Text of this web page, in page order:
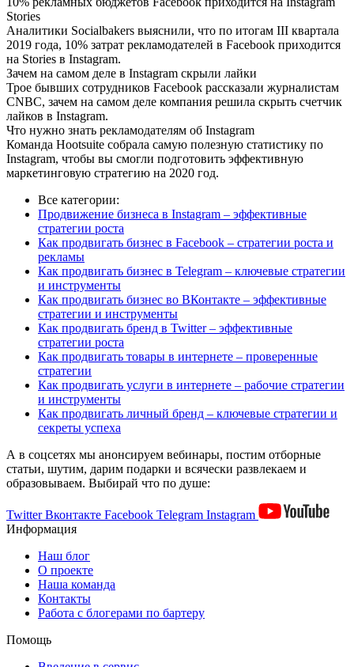
Stories
Аналитики Socialbakers выяснили, что по итогам III квартала
2019 года, 10% затрат рекламодателей в Facebook приходится
на Stories в Instagram.
Зачем на самом деле в Instagram скрыли лайки
Трое бывших сотрудников Facebook рассказали журналистам
CNBC, зачем на самом деле компания решила скрыть счетчик
лайков в Instagram.
Что нужно знать рекламодателям об Instagram
Команда Hootsuite собрала самую полезную статистику по
Instagram, чтобы вы смогли подготовить эффективную
маркетинговую стратегию на 2020 год.
Все категории:
Продвижение бизнеса в Instagram – эффективные
стратегии роста
Как продвигать бизнес в Facebook – стратегии роста и
рекламы
Как продвигать бизнес в Telegram – ключевые стратегии
и инструменты
Как продвигать бизнес во ВКонтакте – эффективные
стратегии и инструменты
Как продвигать бренд в Twitter – эффективные
стратегии роста
Как продвигать товары в интернете – проверенные
стратегии
Как продвигать услуги в интернете – рабочие стратегии
и инструменты
Как продвигать личный бренд – ключевые стратегии и
секреты успеха
А в соцсетях мы анонсируем вебинары, постим отборные
статьи, шутим, дарим подарки и всячески развлекаем и
образовываем. Выбирай что по душе:
TwitterВконтакте Facebook Telegram Instagram
Информация
Наш блог
О проекте
Наша команда
Контакты
Работа с блогерами по бартеру
Помощь